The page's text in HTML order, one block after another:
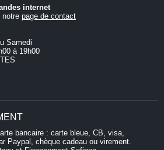
internet
notre page de contact
Samedi
à 19h00